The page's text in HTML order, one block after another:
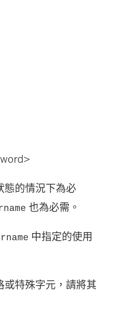
態的情況下為必
也為必需。
中指定的使用
或特殊字元，請將其